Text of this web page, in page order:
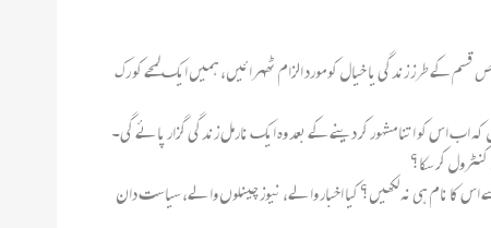
قسم کے طرز زندگی یا خیال کو مورد الزام ٹھہرائیں، ہمیں ایک لمحے کو رک
اب اس کو اتنا مشہور کر دینے کے بعد وہ ایک نارمل زندگی گزار پائے گی۔
کر سکا؟
اس کا نام ہی نہ لکھیں؟ کیا اخبار والے، نیوز چینلوں والے، سیاست دان